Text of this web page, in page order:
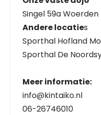
Singel 59a Woerden
Andere locaties
Sporthal Hofland
Sporthal De
Meer informatie:
info@kintaiko.nl
06-26746010